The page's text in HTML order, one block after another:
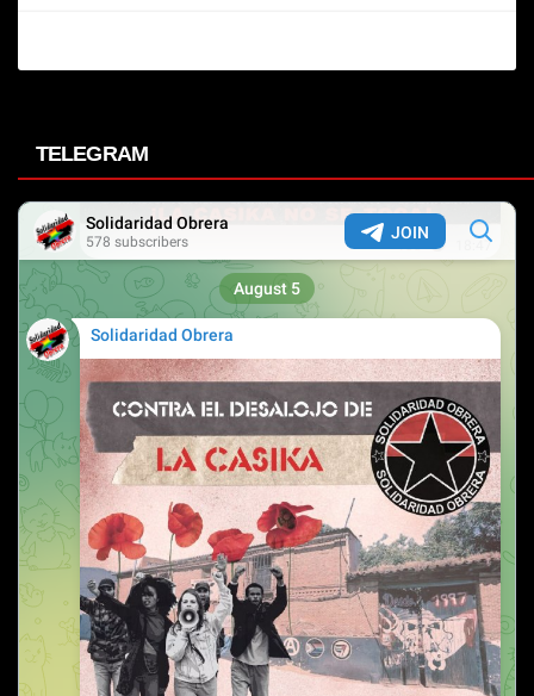
TELEGRAM